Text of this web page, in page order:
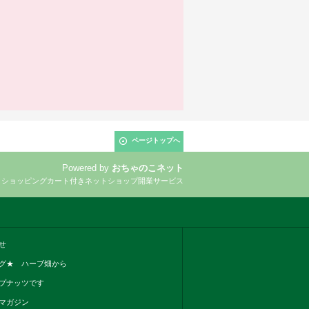
ページトップへ
Powered by おちゃのこネット
ョッピングカート付きネットショップ開業サービス
★ ハーブ畑から
ナッツです
ガジン